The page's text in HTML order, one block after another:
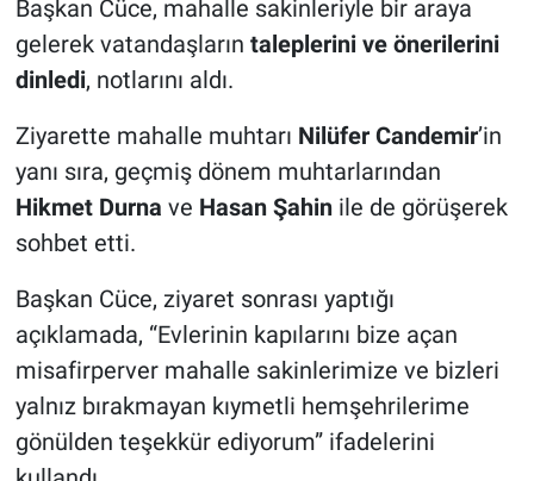
Başkan Cüce, mahalle sakinleriyle bir araya
gelerek vatandaşların taleplerini ve önerilerini
dinledi, notlarını aldı.
Ziyarette mahalle muhtarı Nilüfer Candemir’in
yanı sıra, geçmiş dönem muhtarlarından
Hikmet Durna ve Hasan Şahinile de görüşerek
sohbet etti.
Başkan Cüce, ziyaret sonrası yaptığı
açıklamada, “Evlerinin kapılarını bize açan
misafirperver mahalle sakinlerimize ve bizleri
yalnız bırakmayan kıymetli hemşehrilerime
gönülden teşekkür ediyorum” ifadelerini